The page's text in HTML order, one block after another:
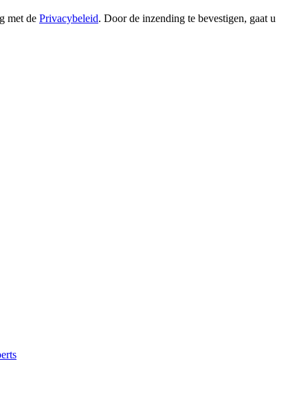
met de Privacybeleid. Door de inzending te bevestigen, gaat u